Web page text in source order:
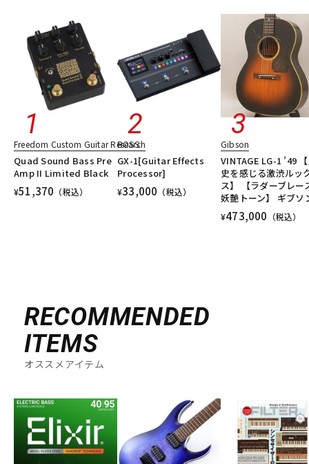
Freedom Custom Guitar Research
Quad Sound Bass Pre
Amp II Limited Black
¥51,370 （税込）
BOSS
GX-1[Guitar Effects
Processor]
¥33,000 （税込）
Gibson
VINTAGE LG-1 ’49
史を感じる激渋ルッ
ス】 【ラダーブレー
妖艶トーン】 ギブソ
¥473,000 （税込）
RECOMMENDED
ITEMS
オススメアイテム